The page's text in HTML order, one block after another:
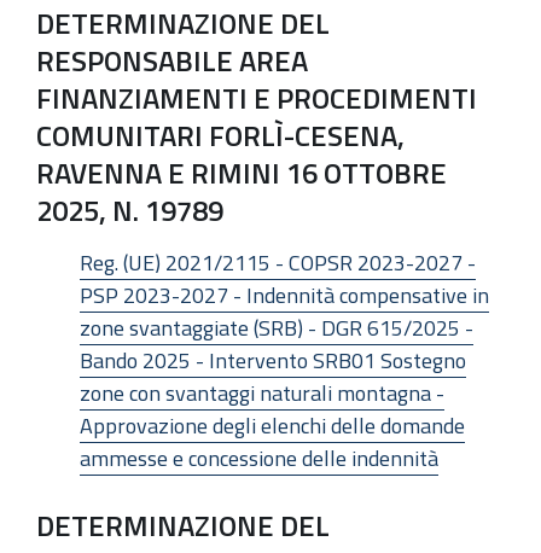
DETERMINAZIONE DEL
RESPONSABILE AREA
FINANZIAMENTI E PROCEDIMENTI
COMUNITARI FORLÌ-CESENA,
RAVENNA E RIMINI 16 OTTOBRE
2025, N. 19789
Reg. (UE) 2021/2115 - COPSR 2023-2027 -
PSP 2023-2027 - Indennità compensative in
zone svantaggiate (SRB) - DGR 615/2025 -
Bando 2025 - Intervento SRB01 Sostegno
zone con svantaggi naturali montagna -
Approvazione degli elenchi delle domande
ammesse e concessione delle indennità
DETERMINAZIONE DEL